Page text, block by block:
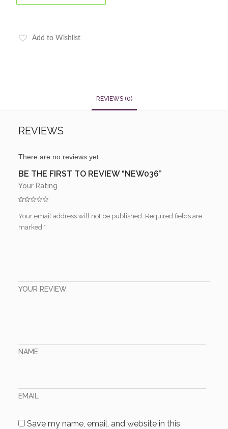
Add to Wishlist
REVIEWS (0)
REVIEWS
There are no reviews yet.
BE THE FIRST TO REVIEW “NEW036”
Your email address will not be published. Required fields are
marked *
Your Rating
YOUR REVIEW
NAME
EMAIL
Save my name, email, and website in this